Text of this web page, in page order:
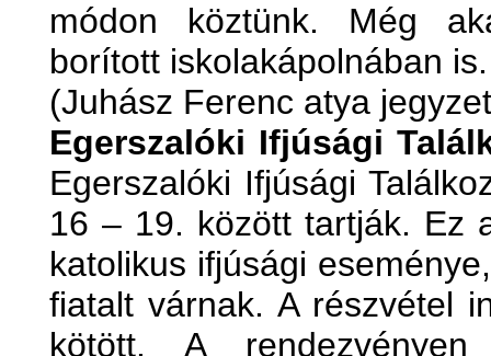
módon köztünk. Még
borított iskolakápolnában is.
(Juhász Ferenc atya
Egerszalóki Ifjúsági
Egerszalóki Ifjúsági
16 – 19. között tartják. Ez
katolikus ifjúsági
fiatalt várnak. A részvétel
kötött. A rendezvényen